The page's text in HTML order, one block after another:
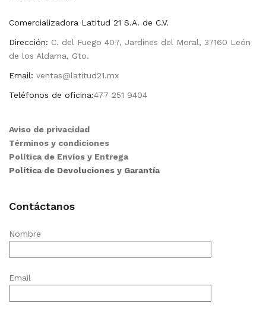
Comercializadora Latitud 21 S.A. de C.V.
Dirección: C. del Fuego 407, Jardines del Moral, 37160 León
de los Aldama, Gto.
Email: ventas@latitud21.mx
Teléfonos de oficina:477 251 9404
Aviso de privacidad
Términos y condiciones
Política de Envíos y Entrega
Política de Devoluciones y Garantía
Contáctanos
Nombre
Email